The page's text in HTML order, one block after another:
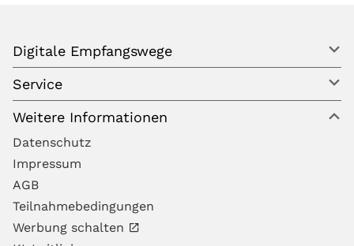
Digitale Empfangswege
Service
Weitere Informationen
Datenschutz
Impressum
AGB
Teilnahmebedingungen
Werbung schalten